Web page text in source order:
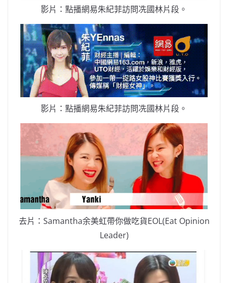
影片：點播網易朱紀菲訪問冼國林片段。
影片：點播網易朱紀菲訪問冼國林片段。
去片：Samantha余美虹帶你做吃貨EOL(Eat Opinion
Leader)